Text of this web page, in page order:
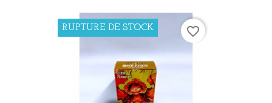
RUPTURE DE STOCK favorite_border